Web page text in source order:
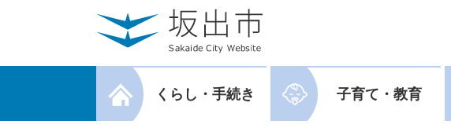
メニューを閉じる
くらし・手続き 子育て・教育